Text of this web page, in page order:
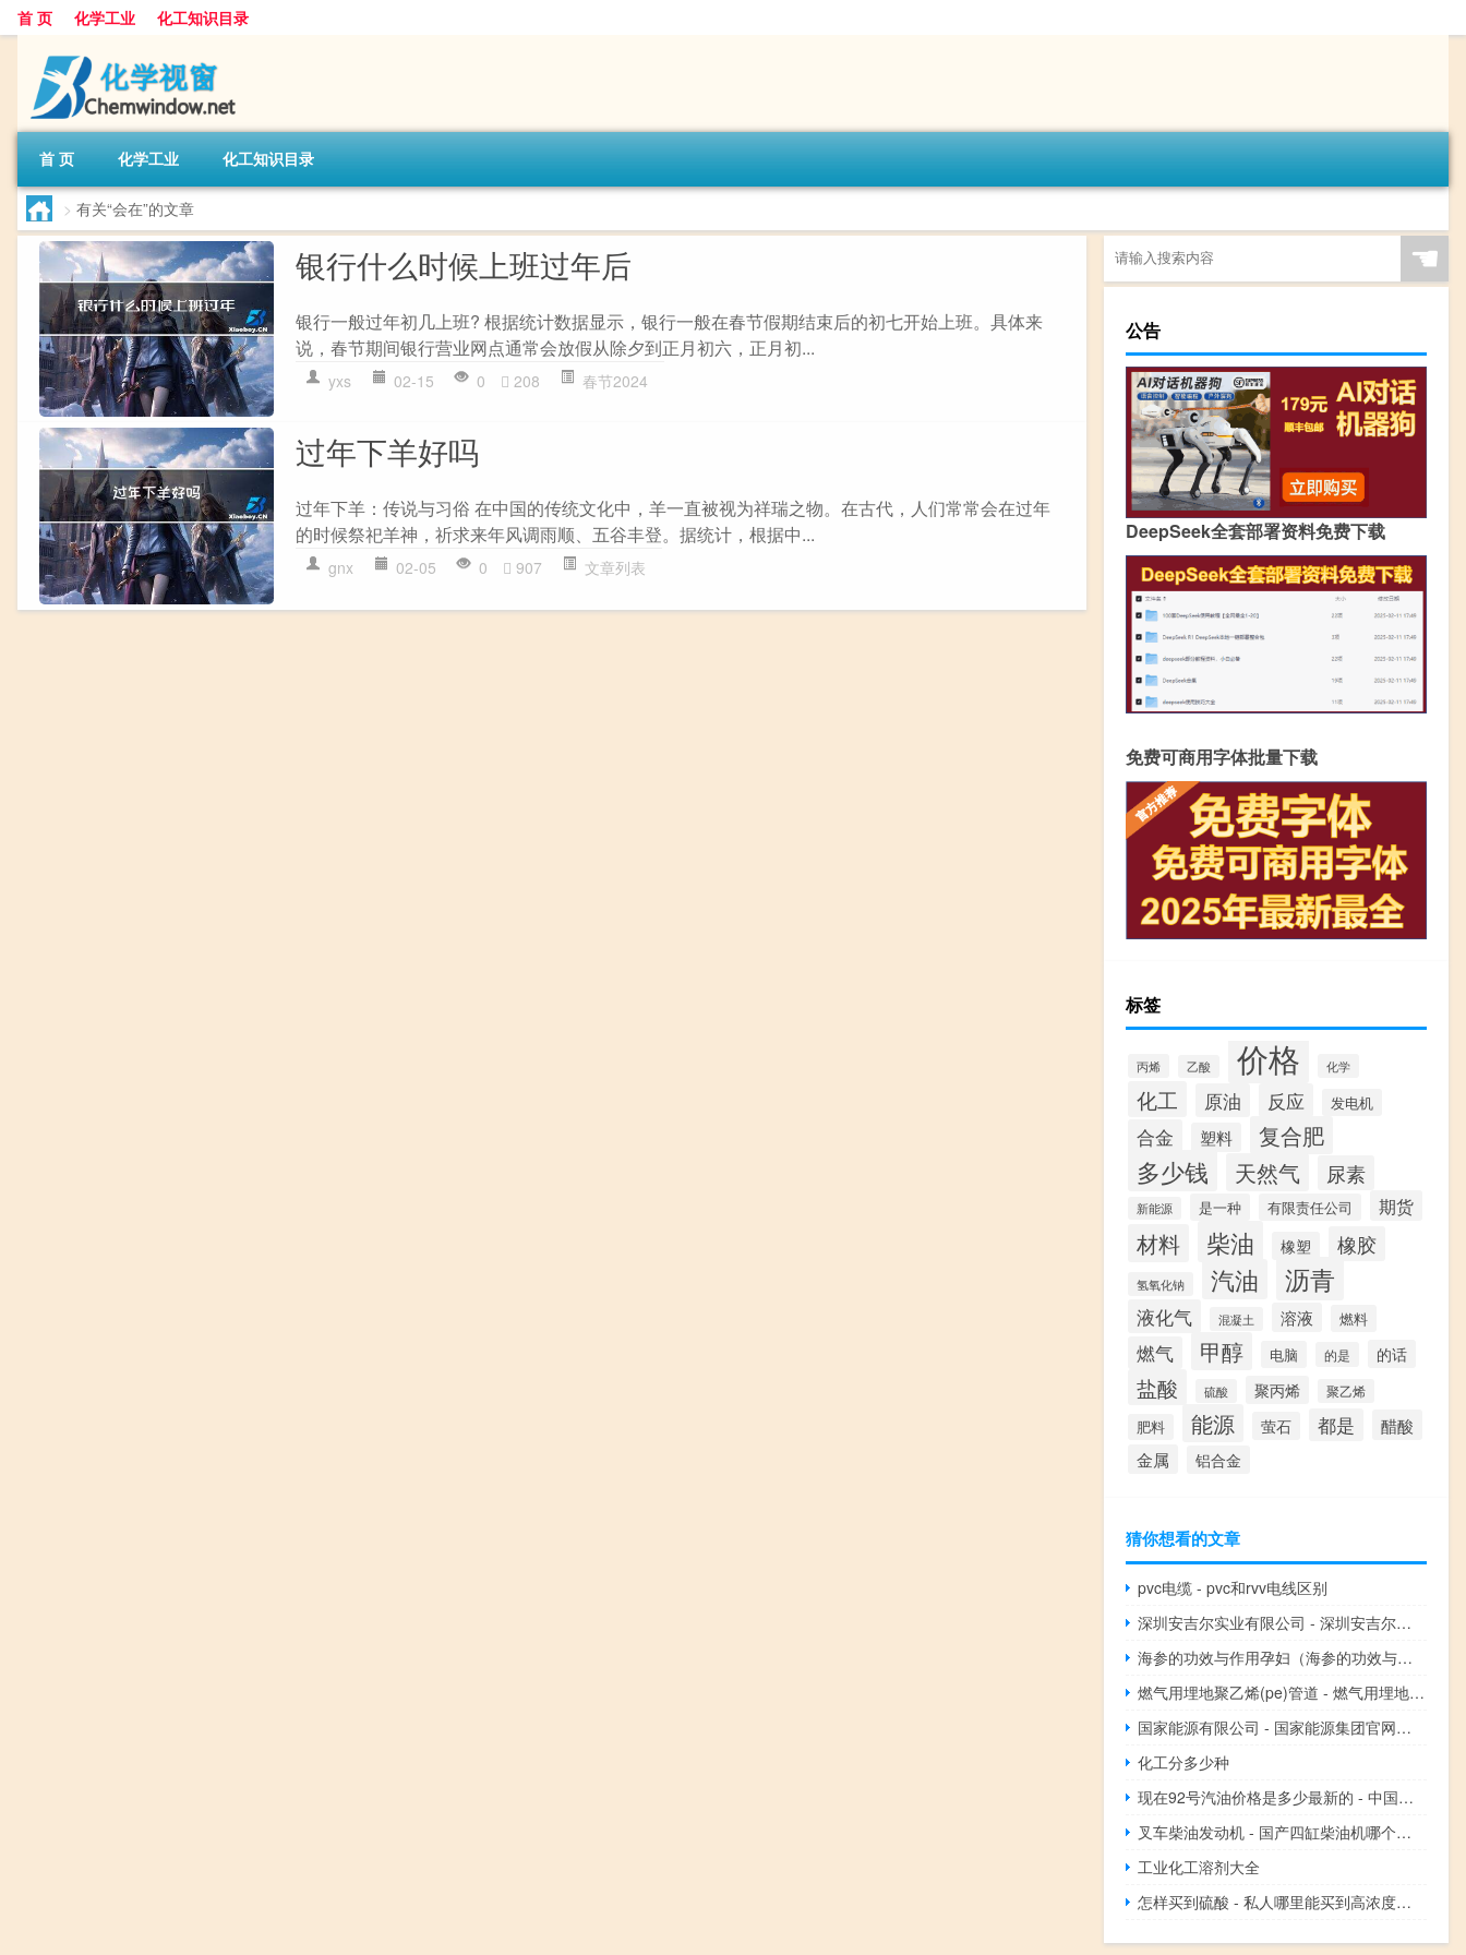
首 页 化学工业 化工知识目录
首 页 化学工业 化工知识目录
> 有关“会在”的文章
银行什么时候上班过年后
银行一般过年初几上班? 根据统计数据显示，银行一般在春节假期结束后的初七开始上班。具体来
说，春节期间银行营业网点通常会放假从除夕到正月初六，正月初...
yxs 02-15 0 208 春节2024
过年下羊好吗
过年下羊：传说与习俗 在中国的传统文化中，羊一直被视为祥瑞之物。在古代，人们常常会在过年
的时候祭祀羊神，祈求来年风调雨顺、五谷丰登。据统计，根据中...
gnx 02-05 0 907 文章列表
☚
公告
DeepSeek全套部署资料免费下载
免费可商用字体批量下载
标签
丙烯 乙酸 价格 化学
化工 原油 反应 发电机
合金 塑料 复合肥
多少钱 天然气 尿素
新能源 是一种 有限责任公司 期货
材料 柴油 橡塑 橡胶
氢氧化钠 汽油 沥青
液化气 混凝土 溶液 燃料
燃气 甲醇 电脑 的是 的话
盐酸 硫酸 聚丙烯 聚乙烯
肥料 能源 萤石 都是 醋酸
金属 铝合金
猜你想看的文章
pvc电缆 - pvc和rvv电线区别
深圳安吉尔实业有限公司 - 深圳安吉尔饮水产业集团有限公司
海参的功效与作用孕妇（海参的功效与作用）
燃气用埋地聚乙烯(pe)管道 - 燃气用埋地聚乙烯管材
国家能源有限公司 - 国家能源集团官网首页
化工分多少种
现在92号汽油价格是多少最新的 - 中国历年92油价表
叉车柴油发动机 - 国产四缸柴油机哪个品牌好
工业化工溶剂大全
怎样买到硫酸 - 私人哪里能买到高浓度硫酸